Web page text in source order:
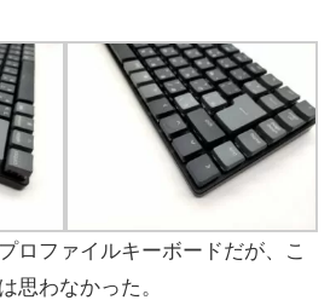
ロファイルキーボードだが、こ
思わなかった。